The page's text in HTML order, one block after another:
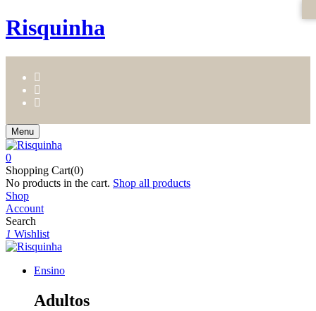
Risquinha
Menu
0
Shopping Cart(0)
No products in the cart. Shop all products
Shop
Account
Search
1 Wishlist
Ensino
Adultos